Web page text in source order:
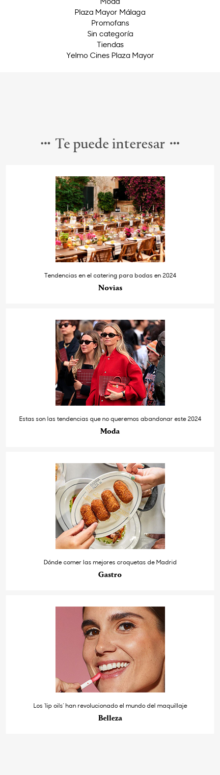
Plaza Mayor Málaga
Promofans
Sin categoría
Tiendas
Yelmo Cines Plaza Mayor
Te puede interesar
Tendencias en el catering para bodas en 2024
Novias
Estas son las tendencias que no queremos abandonar este 2024
Moda
Dónde comer las mejores croquetas de Madrid
Gastro
Los ‘lip oils’ han revolucionado el mundo del maquillaje
Belleza